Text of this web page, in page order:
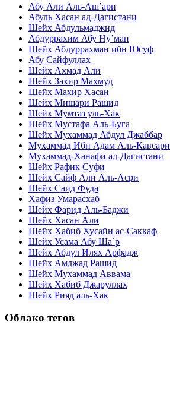
Абу Али Аль-Аш’ари
Абуль Хасан ад-Дагистани
Шейх Абдульмаджид
Абдуррахим Абу Ну’ман
Шейх Абдуррахман ибн Юсуф
Абу Сайфуллах
Шейх Ахмад Али
Шейх Захир Махмуд
Шейх Махир Хасан
Шейх Мишари Рашид
Шейх Мумтаз уль-Хак
Шейх Мустафа Аль-Буга
Шейх Мухаммад Абдул Джаббар
Мухаммад Ибн Адам Аль-Кавсари
Мухаммад-Ханафи ад-Дагистани
Шейх Рафик Суфи
Шейх Сайф Али Аль-Асри
Шейх Саид Фуда
Хафиз Умарасхаб
Шейх Фарид Аль-Баджи
Шейх Хасан Али
Шейх Хабиб Хусайн ас-Саккаф
Шейх Усама Абу Ша`р
Шейх Абдул Илях Арфадж
Шейх Амджад Рашид
Шейх Мухаммад Аввама
Шейх Хабиб Джаруллах
Шейх Рияд аль-Хак
Облако тегов